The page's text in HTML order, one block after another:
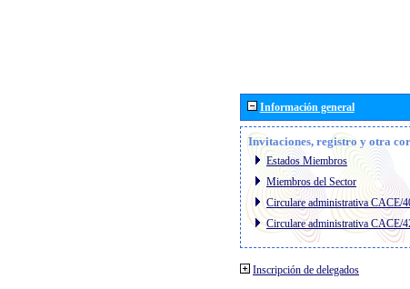
Información general
Invitaciones, registro y otra
Estados Miembros
Miembros del Sector
Circulare administrativa CACE/
Circulare administrativa CACE/
Inscripción de delegados